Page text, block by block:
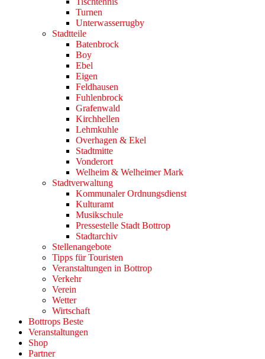
Turnen
Unterwasserrugby
Stadtteile
Batenbrock
Boy
Ebel
Eigen
Feldhausen
Fuhlenbrock
Grafenwald
Kirchhellen
Lehmkuhle
Overhagen & Ekel
Stadtmitte
Vonderort
Welheim & Welheimer Mark
Stadtverwaltung
Kommunaler Ordnungsdienst
Kulturamt
Musikschule
Pressestelle Stadt Bottrop
Stadtarchiv
Stellenangebote
Tipps für Touristen
Veranstaltungen in Bottrop
Verkehr
Verein
Wetter
Wirtschaft
Bottrops Beste
Veranstaltungen
Shop
Partner